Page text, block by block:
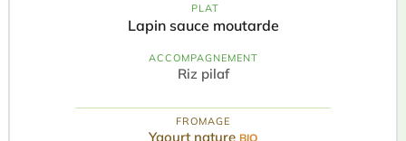
️ PLAT
Lapin sauce moutarde
ACCOMPAGNEMENT
Riz pilaf
FROMAGE
Yaourt nature BIO